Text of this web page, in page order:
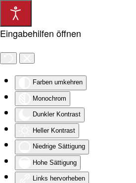
Eingabehilfen öffnen
Farben umkehren
Monochrom
Dunkler Kontrast
Heller Kontrast
Niedrige Sättigung
Hohe Sättigung
Links hervorheben
Zum Hauptinhalt springen